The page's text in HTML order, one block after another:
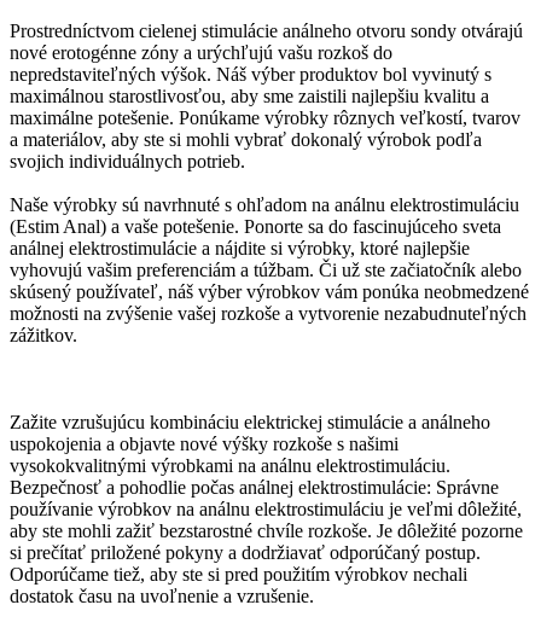
Prostredníctvom cielenej stimulácie análneho otvoru sondy otvárajú
nové erotogénne zóny a urýchľujú vašu rozkoš do
nepredstaviteľných výšok. Náš výber produktov bol vyvinutý s
maximálnou starostlivosťou, aby sme zaistili najlepšiu kvalitu a
maximálne potešenie. Ponúkame výrobky rôznych veľkostí, tvarov
a materiálov, aby ste si mohli vybrať dokonalý výrobok podľa
svojich individuálnych potrieb.
Naše výrobky sú navrhnuté s ohľadom na análnu elektrostimuláciu
(Estim Anal) a vaše potešenie. Ponorte sa do fascinujúceho sveta
análnej elektrostimulácie a nájdite si výrobky, ktoré najlepšie
vyhovujú vašim preferenciám a túžbam. Či už ste začiatočník alebo
skúsený používateľ, náš výber výrobkov vám ponúka neobmedzené
možnosti na zvýšenie vašej rozkoše a vytvorenie nezabudnuteľných
zážitkov.
Zažite vzrušujúcu kombináciu elektrickej stimulácie a análneho
uspokojenia a objavte nové výšky rozkoše s našimi
vysokokvalitnými výrobkami na análnu elektrostimuláciu.
Bezpečnosť a pohodlie počas análnej elektrostimulácie: Správne
používanie výrobkov na análnu elektrostimuláciu je veľmi dôležité,
aby ste mohli zažiť bezstarostné chvíle rozkoše. Je dôležité pozorne
si prečítať priložené pokyny a dodržiavať odporúčaný postup.
Odporúčame tiež, aby ste si pred použitím výrobkov nechali
dostatok času na uvoľnenie a vzrušenie.